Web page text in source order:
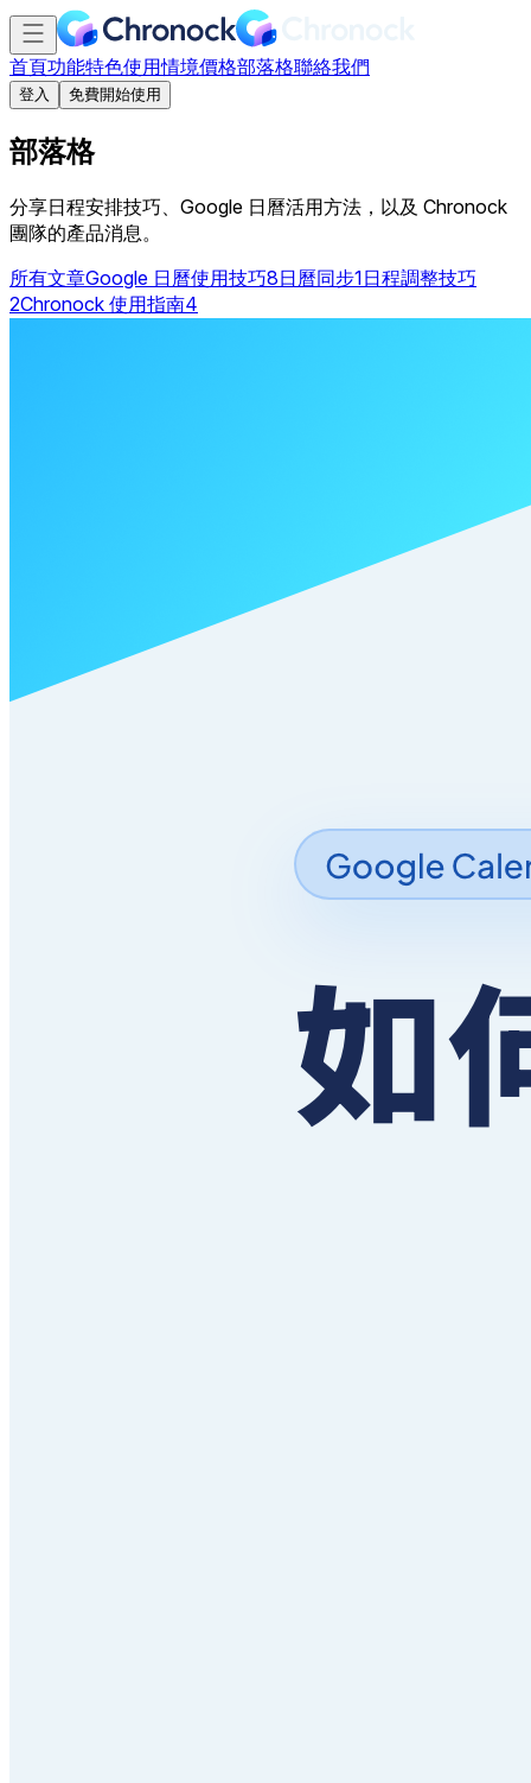
首頁功能特色使用情境價格部落格聯絡我們
登入 免費開始使用
部落格
分享日程安排技巧、Google 日曆活用方法，以及 Chronock
團隊的產品消息。
所有文章Google 日曆使用技巧8日曆同步1日程調整技巧
2Chronock 使用指南4